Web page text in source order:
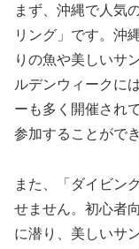
まず、沖縄で人気
リング」です。沖
りの魚や美しいサ
ルデンウィークに
ーも多く開催され
参加することがで
また、「ダイビン
せません。初心者
に潜り、美しいサ